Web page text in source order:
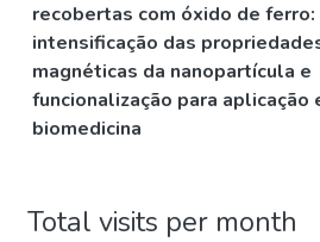
recobertas com óxido de ferro:
intensificação das
magnéticas da nanopartícula e
funcionalização para aplicação
biomedicina
Total visits per month